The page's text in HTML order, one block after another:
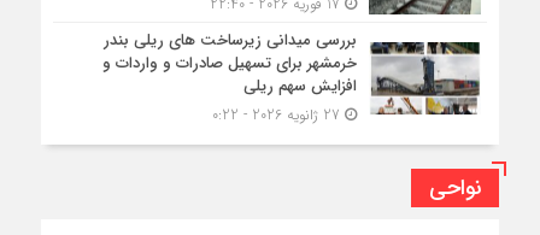
بررسی میدانی زیرساخت های ریلی بندر
خرمشهر برای تسهیل صادرات و واردات و
افزایش سهم ریلی
نواحی